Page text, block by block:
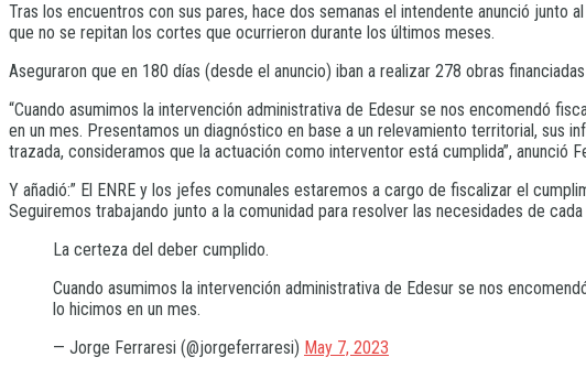
Tras los encuentros con sus pares, hace dos semanas el intendente anunció junto
que no se repitan los cortes que ocurrieron durante los últimos meses.
Aseguraron que en 180 días (desde el anuncio) iban a realizar 278 obras
“Cuando asumimos la intervención administrativa de Edesur se nos encomendó
en un mes. Presentamos un diagnóstico en base a un relevamiento territorial, sus
trazada, consideramos que la actuación como interventor está cumplida”, anunció
Y añadió:” El ENRE y los jefes comunales estaremos a cargo de fiscalizar el
Seguiremos trabajando junto a la comunidad para resolver las necesidades de cada
La certeza del deber cumplido.
Cuando asumimos la intervención administrativa de Edesur se nos
lo hicimos en un mes.
— Jorge Ferraresi (@jorgeferraresi) May 7, 2023